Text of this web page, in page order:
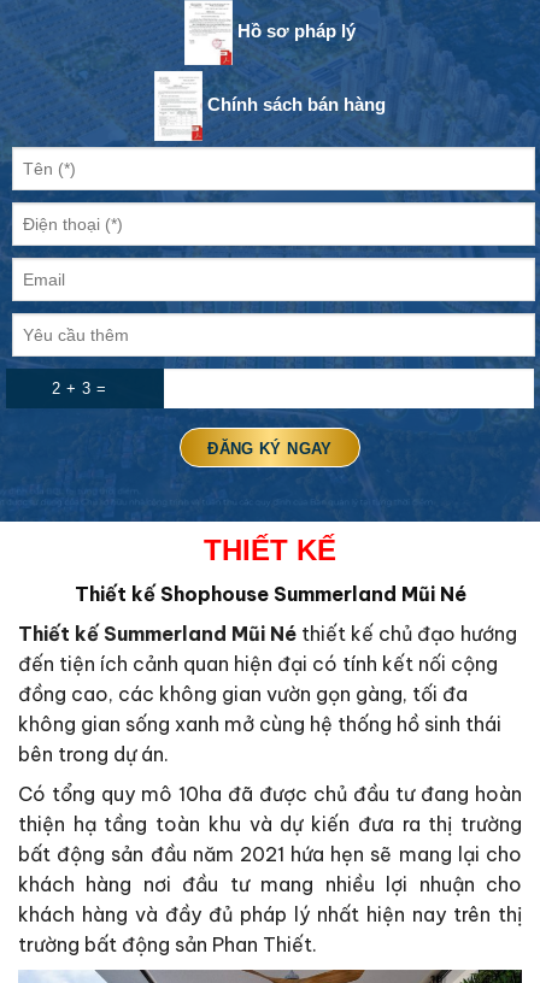
Hồ sơ pháp lý
Chính sách bán hàng
2 + 3 =
THIẾT KẾ
Thiết kế Shophouse Summerland Mũi Né
Thiết kế Summerland Mũi Né thiết kế chủ đạo hướng
đến tiện ích cảnh quan hiện đại có tính kết nối cộng
đồng cao, các không gian vườn gọn gàng, tối đa
không gian sống xanh mở cùng hệ thống hồ sinh thái
bên trong dự án.
Có tổng quy mô 10ha đã được chủ đầu tư đang hoàn
thiện hạ tầng toàn khu và dự kiến đưa ra thị trường
bất động sản đầu năm 2021 hứa hẹn sẽ mang lại cho
khách hàng nơi đầu tư mang nhiều lợi nhuận cho
khách hàng và đầy đủ pháp lý nhất hiện nay trên thị
trường bất động sản Phan Thiết.